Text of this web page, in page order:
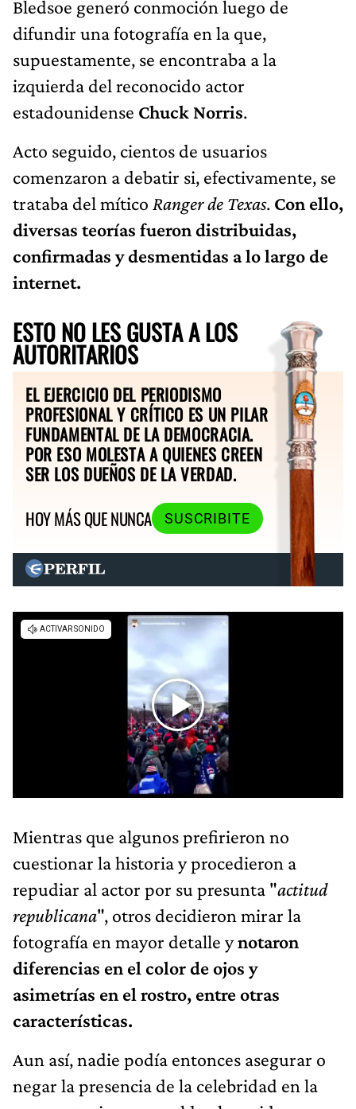
Bledsoe generó conmoción luego de
difundir una fotografía en la que,
supuestamente, se encontraba a la
izquierda del reconocido actor
estadounidense Chuck Norris.
Acto seguido, cientos de usuarios
comenzaron a debatir si, efectivamente, se
trataba del mítico Ranger de Texas. Con ello,
diversas teorías fueron distribuidas,
confirmadas y desmentidas a lo largo de
internet.
ESTO NO LES GUSTA A LOS
AUTORITARIOS
EL EJERCICIO DEL PERIODISMO
PROFESIONAL Y CRÍTICO ES UN PILAR
FUNDAMENTAL DE LA DEMOCRACIA.
POR ESO MOLESTA A QUIENES CREEN
SER LOS DUEÑOS DE LA VERDAD.
HOY MÁS QUE NUNCA
SUSCRIBITE
Mientras que algunos prefirieron no
cuestionar la historia y procedieron a
repudiar al actor por su presunta "actitud
republicana", otros decidieron mirar la
fotografía en mayor detalle ynotaron
diferencias en el color de ojos y
asimetrías en el rostro, entre otras
características.
Aun así, nadie podía entonces asegurar o
negar la presencia de la celebridad en la